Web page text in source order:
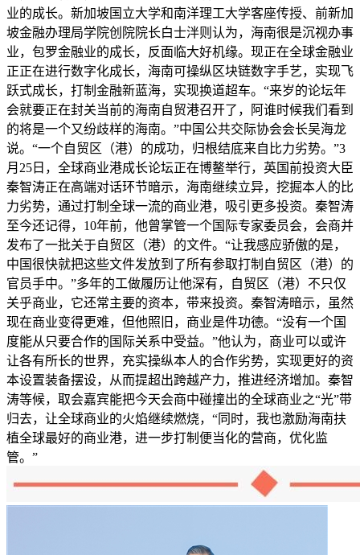
业的成长。新加坡国立大学和南洋理工大学客座传授、前新加
坡金融办理局学院创院院长白士泮则认为，海南很是沉视办事
业，包罗金融业的成长，反面临大好机缘。现正在全球金融业
正正在进行数字化成长，海南可操纵区块链数字手艺，实现飞
跃式成长，打制金融新蓝海，实现换道超车。“来岁的论坛年
会就要正在封关当前的海南自贸港召开了，阿谁时候我们看到
的将是一个又纷歧样的海南。”中国公共交际协会会长吴海龙
说。“一个自贸区（港）的成功，归根结底来自比力劣势。”3
月25日，全球商业港成长论坛正在博鳌举行，英国前投资大臣
秦智涛正在高端对话环节暗示，海南继续立异，挖掘本人的比
力劣势，通过打制全球一流的商业港，吸引更多投资。秦智涛
至今还记得，10年前，他曾掌管一个国际专家委员会，会商并
发布了一批关于自贸区（港）的文件。“让我感应骄傲的是，
中国很快就把这些文件发放到了所有参取打制自贸区（港）的
官员手中。”多年的工做履历让他深有，自贸区（港）不只仅
关乎商业，它还常主要的资本，带来投资。秦智涛暗示，虽然
现在商业变得更难，但他照旧，商业是件功德。“没有一个国
度能从只要合作的国际关系中受益。”他认为，商业可以或许
让各有所长的世界，充实操纵本人的合作劣势，实现更好的资
本设置装备摆设，从而提超出跨越产力，推进经济增加。秦智
涛等候，取会嘉宾能把今天会商中碰撞出的全球商业之“光”带
归去，让全球商业的火焰继续燃烧，“同时，我也激励海南扶
植全球最好的商业港，进一步打制便当化的营商，优化监
管。”